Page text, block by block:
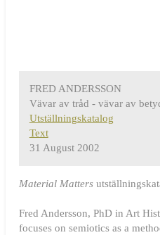
FRED ANDERSSON
Vävar av tråd - vävar av
Utställningskatalog
Text
31 August 2002
Material Matters
Fred Andersson, PhD in Art
focuses on semiotics as a